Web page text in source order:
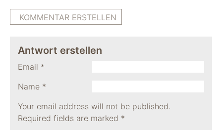
KOMMENTAR ERSTELLEN
Antwort erstellen
Your email address will not be published.
Required fields are marked *
Name *
Email *